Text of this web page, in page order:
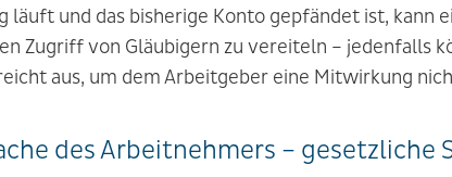
läuft und das bisherige Konto gepfändet ist, kann
Zugriff von Gläubigern zu vereiteln – jedenfalls
aus, um dem Arbeitgeber eine Mitwirkung
des Arbeitnehmers – gesetzliche